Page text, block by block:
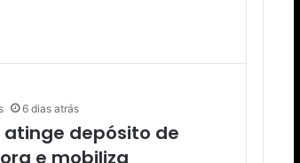
6 dias atrás
atinge depósito de
e mobiliza